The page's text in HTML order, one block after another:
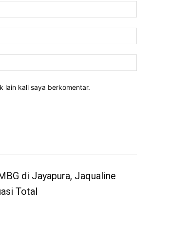
lain kali saya berkomentar.
di Jayapura, Jaqualine
Total